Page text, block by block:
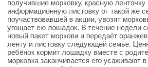
получившие морковку, красную ленточку
информационную листовку от такой же
поучаствовавшей в акции, увозят
угощает ею лошадок. В течение недели
новый пакет моркови и передаёт
ленту и листовку следующей семье.
ребёнок кормит лошадку вместе с
морковка заканчивается его усаживают